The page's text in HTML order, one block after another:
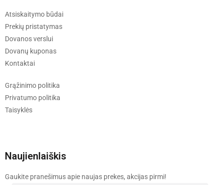
Atsiskaitymo būdai
Prekių pristatymas
Dovanos verslui
Dovanų kuponas
Kontaktai
Grąžinimo politika
Privatumo politika
Taisyklės
Naujienlaiškis
Gaukite pranešimus apie naujas prekes, akcijas pirmi!